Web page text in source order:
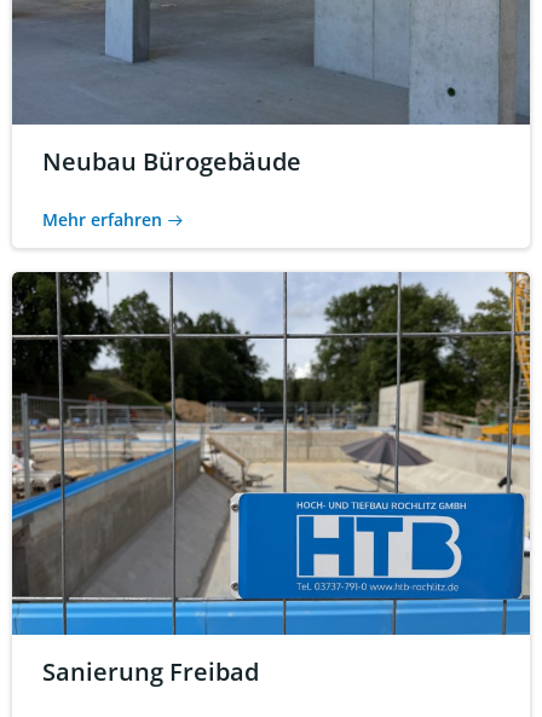
Neubau Bürogebäude
Mehr erfahren
Sanierung Freibad